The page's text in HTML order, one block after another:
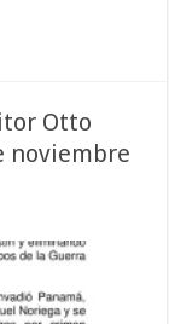
Otto
noviembre